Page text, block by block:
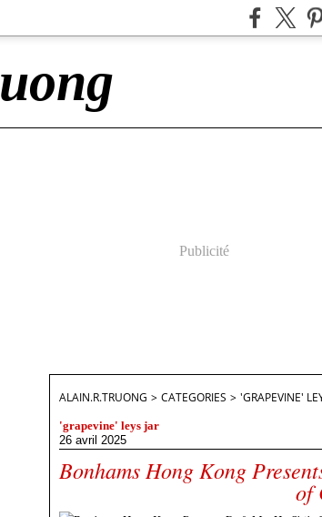
Publicité
ALAIN.R.TRUONG > CATEGORIES > 'GRAPEVINE'
'grapevine' leys jar
26 avril 2025
Bonhams Hong Kong
of